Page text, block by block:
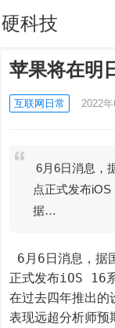
硬科技
苹果将在明
互联网日常 2022
6月6日消息，
点正式发布
据…
6月6日消息，据
正式发布iOS 16
在过去四年推出的
表现远超分析师